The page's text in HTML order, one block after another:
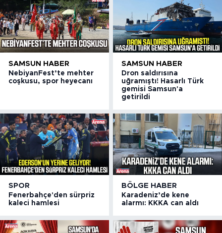
SAMSUN HABER
NebiyanFest’te mehter
coşkusu, spor heyecanı
SAMSUN HABER
Dron saldırısına
uğramıştı! Hasarlı Türk
gemisi Samsun'a
getirildi
SPOR
Fenerbahçe'den sürpriz
kaleci hamlesi
BÖLGE HABER
Karadeniz’de kene
alarmı: KKKA can aldı